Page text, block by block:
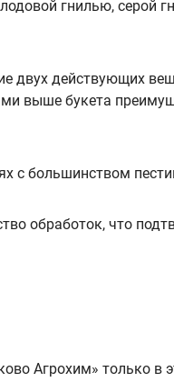
гнилью, серой
двух действующих
выше букета
с большинством
обработок, что
Агрохим» только в